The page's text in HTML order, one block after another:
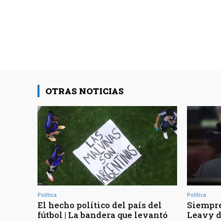
OTRAS NOTICIAS
Política
El hecho político del país del
fútbol | La bandera que levantó
Política
Leavy